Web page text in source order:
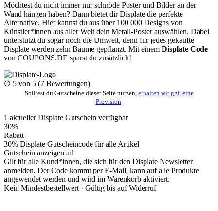
Möchtest du nicht immer nur schnöde Poster und Bilder an der
Wand hängen haben? Dann bietet dir Displate die perfekte
Alternative. Hier kannst du aus über 100 000 Designs von
Künstler*innen aus aller Welt dein Metall-Poster auswählen. Dabei
unterstützt du sogar noch die Umwelt, denn für jedes gekaufte
Displate werden zehn Bäume gepflanzt. Mit einem Displate Code
von COUPONS.DE sparst du zusätzlich!
∅ 5 von 5 (7 Bewertungen)
Solltest du Gutscheine dieser Seite nutzen, erhalten wir ggf. eine
Provision
1 aktueller Displate Gutschein verfügbar
30%
Rabatt
30% Displate Gutscheincode für alle Artikel
Gutschein anzeigen ail
Gilt für alle Kund*innen, die sich für den Displate Newsletter
anmelden. Der Code kommt per E-Mail, kann auf alle Produkte
angewendet werden und wird im Warenkorb aktiviert.
Kein Mindestbestellwert · Gültig bis auf Widerruf